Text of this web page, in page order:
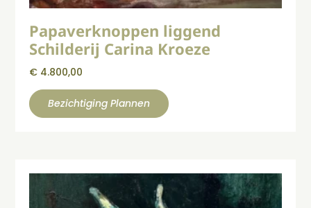
Papaverknoppen liggend
Schilderij Carina Kroeze
€ 4.800,00
Bezichtiging Plannen